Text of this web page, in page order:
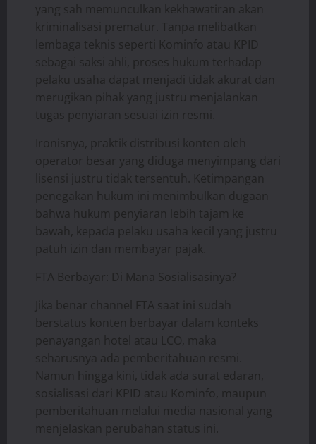
yang sah memunculkan kekhawatiran akan
kriminalisasi prematur. Tanpa melibatkan
lembaga teknis seperti Kominfo atau KPID
sebagai saksi ahli, proses hukum terhadap
pelaku usaha dapat menjadi tidak akurat dan
merugikan pihak yang justru menjalankan
tugas penyiaran sesuai izin resmi.
Ironisnya, praktik distribusi konten oleh
operator besar yang diduga menyimpang dari
lisensi justru tidak tersentuh. Ketimpangan
penegakan hukum ini menimbulkan dugaan
bahwa hukum penyiaran lebih tajam ke
bawah, kepada pelaku usaha kecil yang justru
patuh izin dan membayar pajak.
FTA Berbayar: Di Mana Sosialisasinya?
Jika benar channel FTA saat ini sudah
berstatus konten berbayar dalam konteks
penayangan hotel atau LCO, maka
seharusnya ada pemberitahuan resmi.
Namun hingga kini, tidak ada surat edaran,
sosialisasi dari KPID atau Kominfo, maupun
pemberitahuan melalui media nasional yang
menjelaskan perubahan status ini.